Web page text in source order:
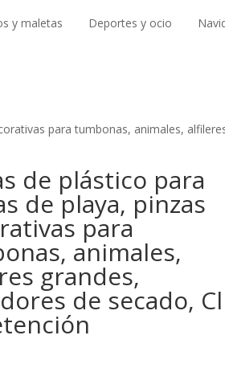
y maletas Deportes y ocio
para tumbonas, animales,
de plástico para
de playa, pinzas
para
animales,
grandes,
de secado,